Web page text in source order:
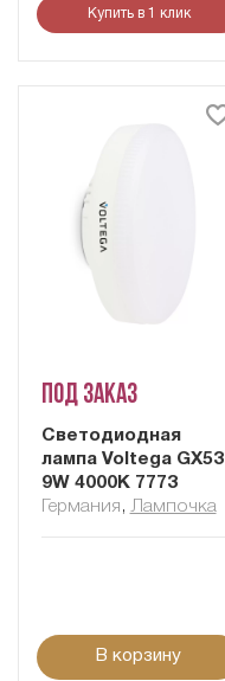
Купить в 1 клик
Под заказ
Светодиодная
лампа Voltega GX53
9W 4000K 7773
Германия , Лампочка
В корзину